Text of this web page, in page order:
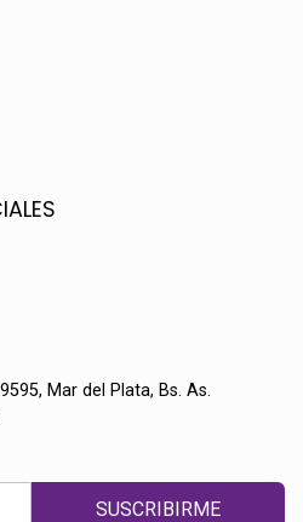
Mar del Plata, Bs. As.
SUSCRIBIRME